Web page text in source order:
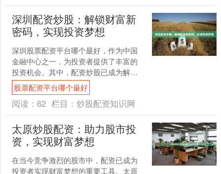
深圳配资炒股：解锁财富新
密码，实现投资梦想
深圳股票配资平台哪个最好，作为中国
金融中心之一，为投资者提供了丰富的
投资机会。其中，配资炒股已成为解锁
财富新密码的热门选择。 配资炒股是指
投资者通过借贷资金放大....
股票配资平台哪个最好
阅读： 62 栏目： 炒股配资知识网
太原炒股配资：助力股市投
资，实现财富梦想
在当今竞争激烈的股市中，配资已成为
投资者实现财富梦想的重要工具。太原